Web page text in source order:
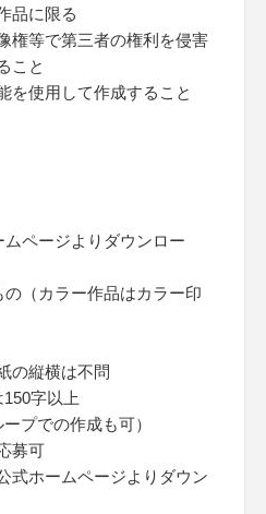
品に限る
権等で第三者の権利を侵害
こと
を使用して作成すること
ページよりダウンロー
（カラー作品はカラー印
の縦横は不問
字以上
プでの作成も可）
募可
式ホームページよりダウン